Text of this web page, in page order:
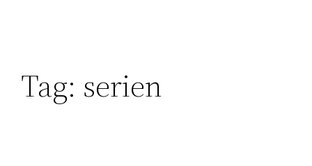
Tag: serien